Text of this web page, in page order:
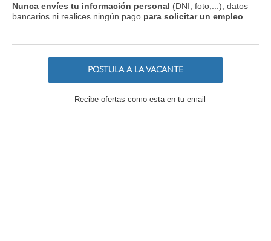
Nunca envíes tu información personal (DNI, foto,...), datos
bancarios ni realices ningún pago para solicitar un empleo
POSTULA A LA VACANTE
Recibe ofertas como esta en tu email